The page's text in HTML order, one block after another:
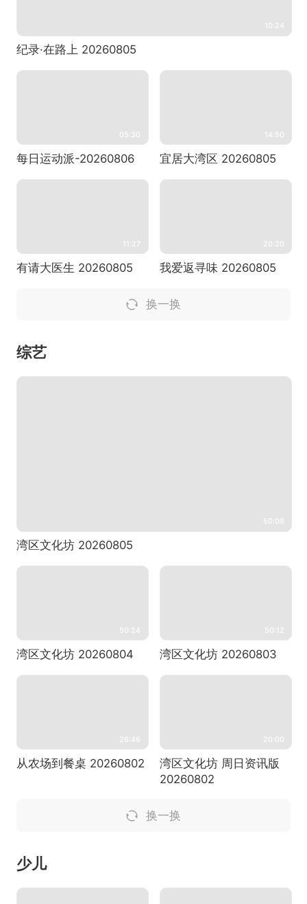
10:24
纪录·在路上 20260805
05:30
每日运动派-20260806
14:50
宜居大湾区 20260805
11:27
有请大医生 20260805
20:20
我爱返寻味 20260805
换一换
综艺
50:09
湾区文化坊 20260805
50:24
湾区文化坊 20260804
50:12
湾区文化坊 20260803
26:46
从农场到餐桌 20260802
20:00
湾区文化坊 周日资讯版
20260802
换一换
少儿